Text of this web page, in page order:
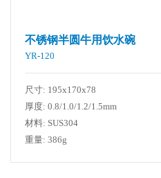
不锈钢半圆牛用饮水碗
YR-120
尺寸: 195x170x78
厚度: 0.8/1.0/1.2/1.5mm
材料: SUS304
重量: 386g